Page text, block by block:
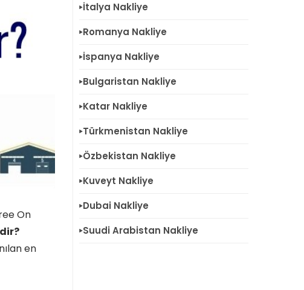
On
en
İtalya Nakliye
Romanya Nakliye
İspanya Nakliye
Bulgaristan Nakliye
Katar Nakliye
Türkmenistan Nakliye
Özbekistan Nakliye
Kuveyt Nakliye
Dubai Nakliye
Suudi Arabistan Nakliye